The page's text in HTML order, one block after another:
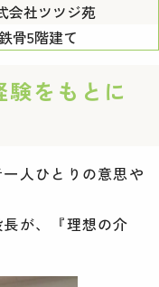
会社ツツジ苑
骨5階建て
をもとに
人ひとりの意思や
が、『理想の介